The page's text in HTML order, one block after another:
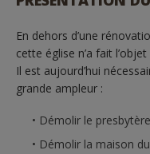
En dehors d’une
cette église n’a fait
Il est aujourd’hui
grande ampleur :
Démolir le presbytère
Démolir la maison